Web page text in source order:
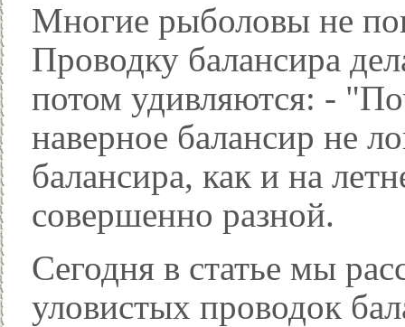
Многие рыболовы не
Проводку балансира
потом удивляются: -
наверное балансир не
балансира, как и на
совершенно разной.
Сегодня в статье мы
уловистых проводок